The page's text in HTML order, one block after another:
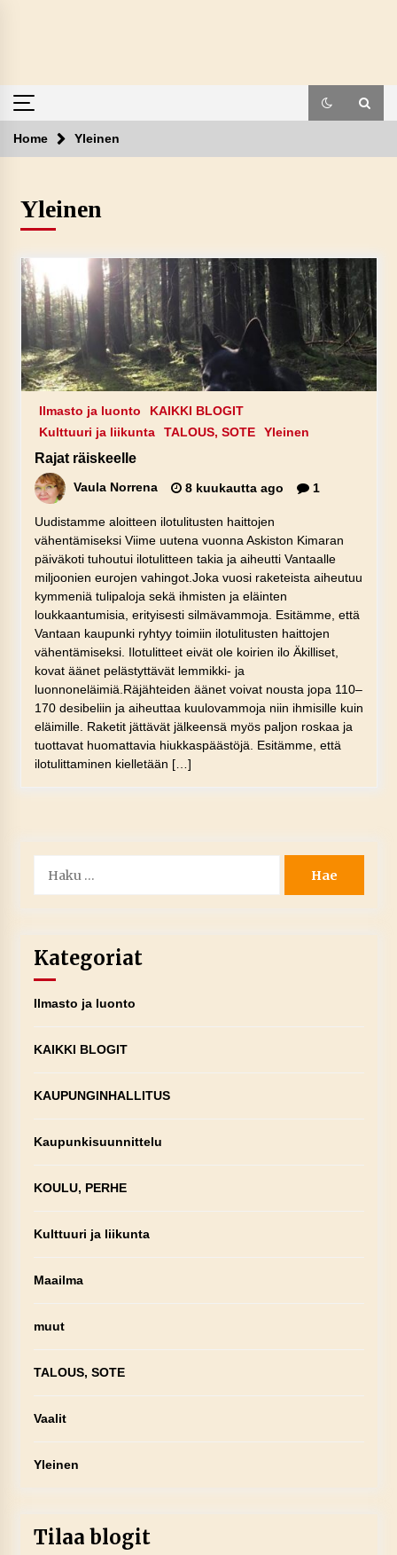
Home Yleinen
Yleinen
Ilmasto ja luonto
KAIKKI BLOGIT
Kulttuuri ja liikunta
TALOUS, SOTE Yleinen
Rajat räiskeelle
Vaula Norrena 8 kuukautta ago 1
Uudistamme aloitteen ilotulitusten haittojen
vähentämiseksi Viime uutena vuonna Askiston Kimaran
päiväkoti tuhoutui ilotulitteen takia ja aiheutti Vantaalle
miljoonien eurojen vahingot.Joka vuosi raketeista aiheutuu
kymmeniä tulipaloja sekä ihmisten ja eläinten
loukkaantumisia, erityisesti silmävammoja. Esitämme, että
Vantaan kaupunki ryhtyy toimiin ilotulitusten haittojen
vähentämiseksi. Ilotulitteet eivät ole koirien ilo Äkilliset,
kovat äänet pelästyttävät lemmikki- ja
luonnoneläimiä.Räjähteiden äänet voivat nousta jopa 110–
170 desibeliin ja aiheuttaa kuulovammoja niin ihmisille kuin
eläimille. Raketit jättävät jälkeensä myös paljon roskaa ja
tuottavat huomattavia hiukkaspäästöjä. Esitämme, että
ilotulittaminen kielletään […]
Kategoriat
Ilmasto ja luonto
KAIKKI BLOGIT
KAUPUNGINHALLITUS
Kaupunkisuunnittelu
KOULU, PERHE
Kulttuuri ja liikunta
Maailma
muut
TALOUS, SOTE
Vaalit
Yleinen
Tilaa blogit